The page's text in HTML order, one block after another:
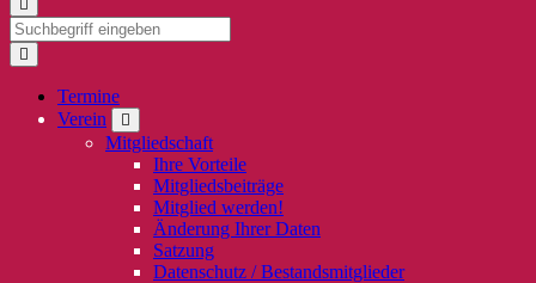
Termine
Verein
Mitgliedschaft
Ihre Vorteile
Mitgliedsbeiträge
Mitglied werden!
Änderung Ihrer Daten
Satzung
Datenschutz / Bestandsmitglieder